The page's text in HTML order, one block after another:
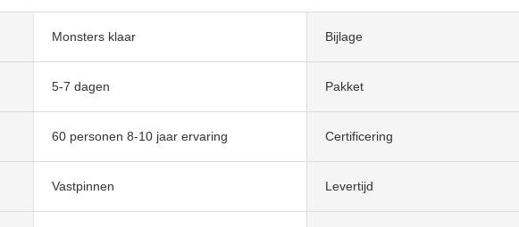
Monsters klaar Bijlage
5-7 dagen Pakket
60 personen 8-10 jaar ervaring Certificering
Vastpinnen Levertijd